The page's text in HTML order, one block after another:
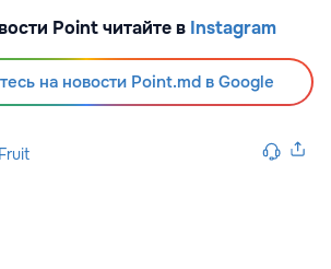
Point читайте в Instagram
на новости Point.md в Google